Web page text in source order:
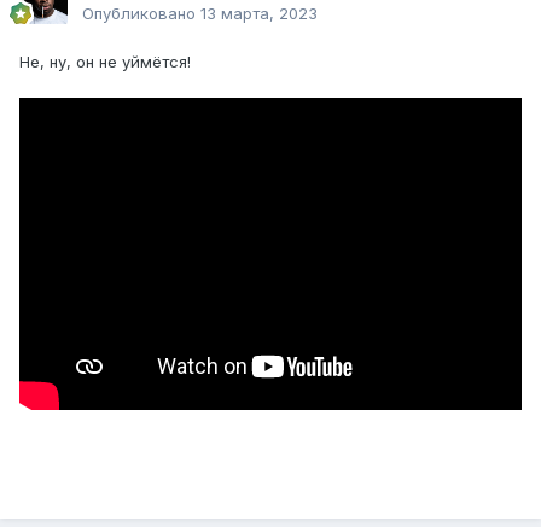
Опубликовано 13 марта, 2023
Не, ну, он не уймётся!